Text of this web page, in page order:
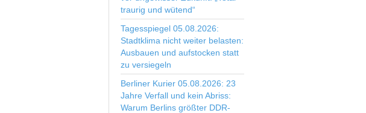
traurig und wütend“
Tagesspiegel 05.08.2026:
Stadtklima nicht weiter belasten:
Ausbauen und aufstocken statt
zu versiegeln
Berliner Kurier 05.08.2026: 23
Jahre Verfall und kein Abriss:
Warum Berlins größter DDR-